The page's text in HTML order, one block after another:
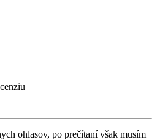
ohlasov, po prečítaní však musím